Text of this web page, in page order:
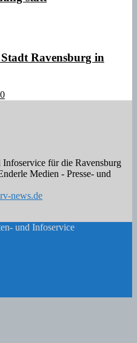
Ravensburg in
0
für die Ravensburg
Medien - Presse- und
news.de
und Infoservice